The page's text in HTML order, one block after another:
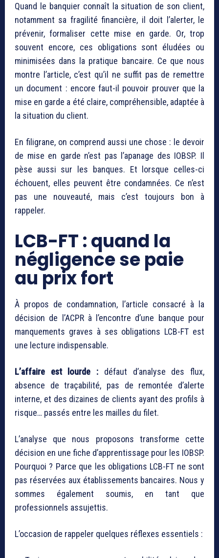
Quand le banquier connaît la situation de son client,
notamment sa fragilité financière, il doit l’alerter, le
prévenir, formaliser cette mise en garde. Or, trop
souvent encore, ces obligations sont éludées ou
minimisées dans la pratique bancaire. Ce que nous
montre l’article, c’est qu’il ne suffit pas de remettre
un document : encore faut-il pouvoir prouver que la
mise en garde a été claire, compréhensible, adaptée à
la situation du client.
En filigrane, on comprend aussi une chose : le devoir
de mise en garde n’est pas l’apanage des IOBSP. Il
pèse aussi sur les banques. Et lorsque celles-ci
échouent, elles peuvent être condamnées. Ce n’est
pas une nouveauté, mais c’est toujours bon à
rappeler.
LCB-FT : quand la
négligence se paie
au prix fort
À propos de condamnation, l’article consacré à la
décision de l’ACPR à l’encontre d’une banque pour
manquements graves à ses obligations LCB-FT est
une lecture indispensable.
L’affaire est lourde : défaut d’analyse des flux,
absence de traçabilité, pas de remontée d’alerte
interne, et des dizaines de clients ayant des profils à
risque… passés entre les mailles du filet.
L’analyse que nous proposons transforme cette
décision en une fiche d’apprentissage pour les IOBSP.
Pourquoi ? Parce que les obligations LCB-FT ne sont
pas réservées aux établissements bancaires. Nous y
sommes également soumis, en tant que
professionnels assujettis.
L’occasion de rappeler quelques réflexes essentiels :